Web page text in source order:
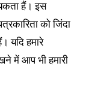
हैं। इस
को जिंदा
यदि हमारे
में आप भी हमारी